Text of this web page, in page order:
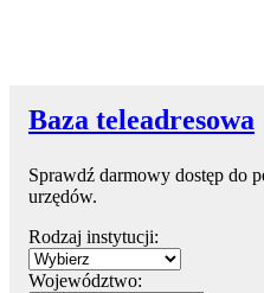
Baza teleadresowa
Sprawdź darmowy dostęp do
urzędów.
Rodzaj instytucji:
Województwo: